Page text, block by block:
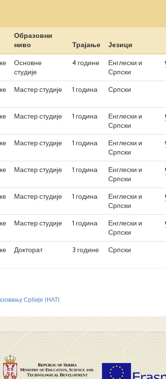
Образовни
ниво
Трајање Језици
Основне
студије
4 године
Енглески и
Српски
Мастер студије 1 година Српски
Мастер студије 1 година
Енглески и
Српски
Мастер студије 1 година
Енглески и
Српски
Мастер студије 1 година
Енглески и
Српски
Мастер студије 1 година
Енглески и
Српски
Мастер студије 1 година
Енглески и
Српски
Докторат 3 године Српски
Србије (НАТ)